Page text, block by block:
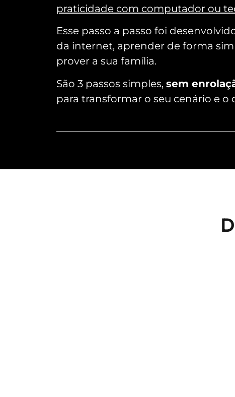
praticidade com computador ou
Esse passo a passo foi
da internet, aprender de forma
prover a sua família.
São 3 passos simples, sem
para transformar o seu cenário e o